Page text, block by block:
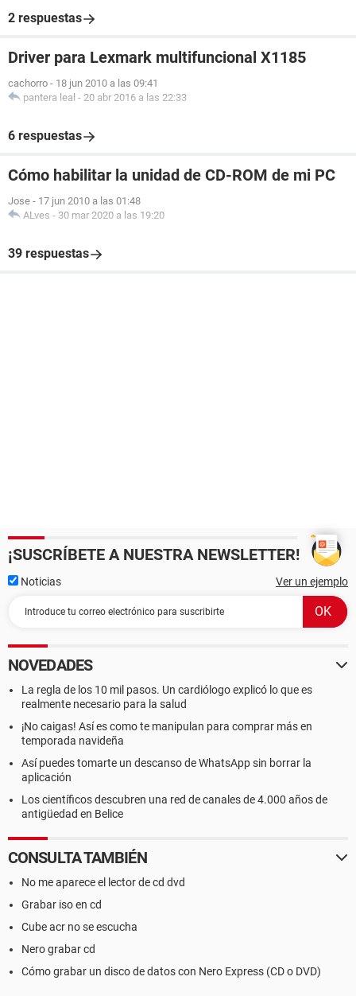
2 respuestas
Driver para Lexmark multifuncional X1185
cachorro - 18 jun 2010 a las 09:41
pantera leal - 20 abr 2016 a las 22:33
6 respuestas
Cómo habilitar la unidad de CD-ROM de mi PC
Jose - 17 jun 2010 a las 01:48
ALves - 30 mar 2020 a las 19:20
39 respuestas
¡SUSCRÍBETE A NUESTRA NEWSLETTER!
Noticias Ver un ejemplo
NOVEDADES
La regla de los 10 mil pasos. Un cardiólogo explicó lo que es
realmente necesario para la salud
¡No caigas! Así es como te manipulan para comprar más en
temporada navideña
Así puedes tomarte un descanso de WhatsApp sin borrar la
aplicación
Los científicos descubren una red de canales de 4.000 años de
antigüedad en Belice
CONSULTA TAMBIÉN
No me aparece el lector de cd dvd
Grabar iso en cd
Cube acr no se escucha
Nero grabar cd
Cómo grabar un disco de datos con Nero Express (CD o DVD)